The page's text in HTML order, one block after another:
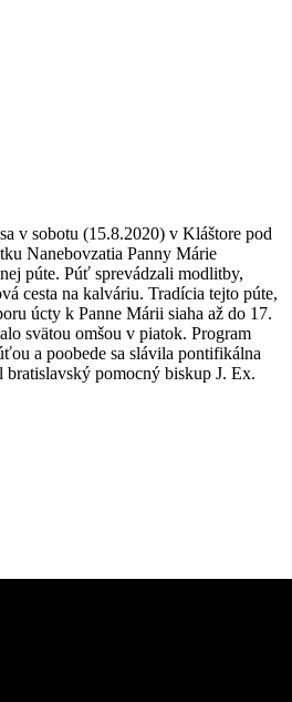
v sobotu (15.8.2020) v Kláštore pod
Nanebovzatia Panny Márie
púte. Púť sprevádzali modlitby,
cesta na kalváriu. Tradícia tejto púte,
úcty k Panne Márii siaha až do 17.
svätou omšou v piatok. Program
a poobede sa slávila pontifikálna
bratislavský pomocný biskup J. Ex.